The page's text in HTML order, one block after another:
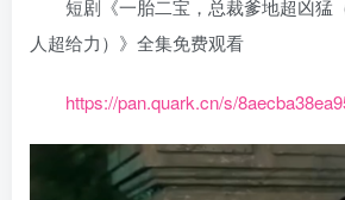
短剧《一胎二宝，总裁爹地超凶猛
人超给力）》全集免费观看
https://pan.quark.cn/s/